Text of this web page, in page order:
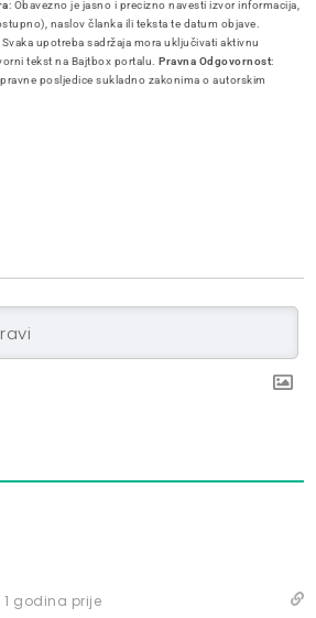
: Obavezno je jasno i precizno navesti izvor informacija,
naslov članka ili teksta te datum objave.
Svaka upotreba sadržaja mora uključivati aktivnu
tekst na Bajtbox portalu. Pravna Odgovornost:
posljedice sukladno zakonima o autorskim
1 godina prije